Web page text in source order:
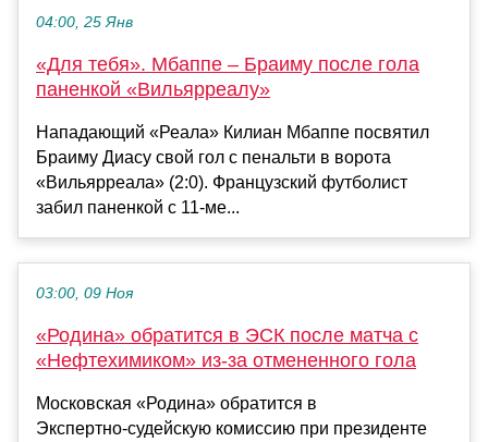
04:00, 25 Янв
«Для тебя». Мбаппе – Браиму после гола
паненкой «Вильярреалу»
Нападающий «Реала» Килиан Мбаппе посвятил
Браиму Диасу свой гол с пенальти в ворота
«Вильярреала» (2:0). Французский футболист
забил паненкой с 11-ме...
03:00, 09 Ноя
«Родина» обратится в ЭСК после матча с
«Нефтехимиком» из‑за отмененного гола
Московская «Родина» обратится в
Экспертно‑судейскую комиссию при президенте